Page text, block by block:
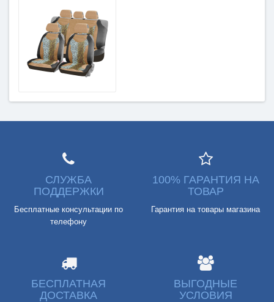
СЛУЖБА
ПОДДЕРЖКИ
Бесплатные консультации по
телефону
100% ГАРАНТИЯ НА
ТОВАР
Гарантия на товары магазина
БЕСПЛАТНАЯ
ДОСТАВКА
ВЫГОДНЫЕ
УСЛОВИЯ